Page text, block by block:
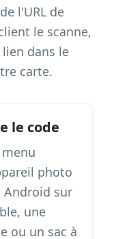
l'URL de
le scanne,
dans le
carte.
le code
photo
Android sur
une
ou un sac à